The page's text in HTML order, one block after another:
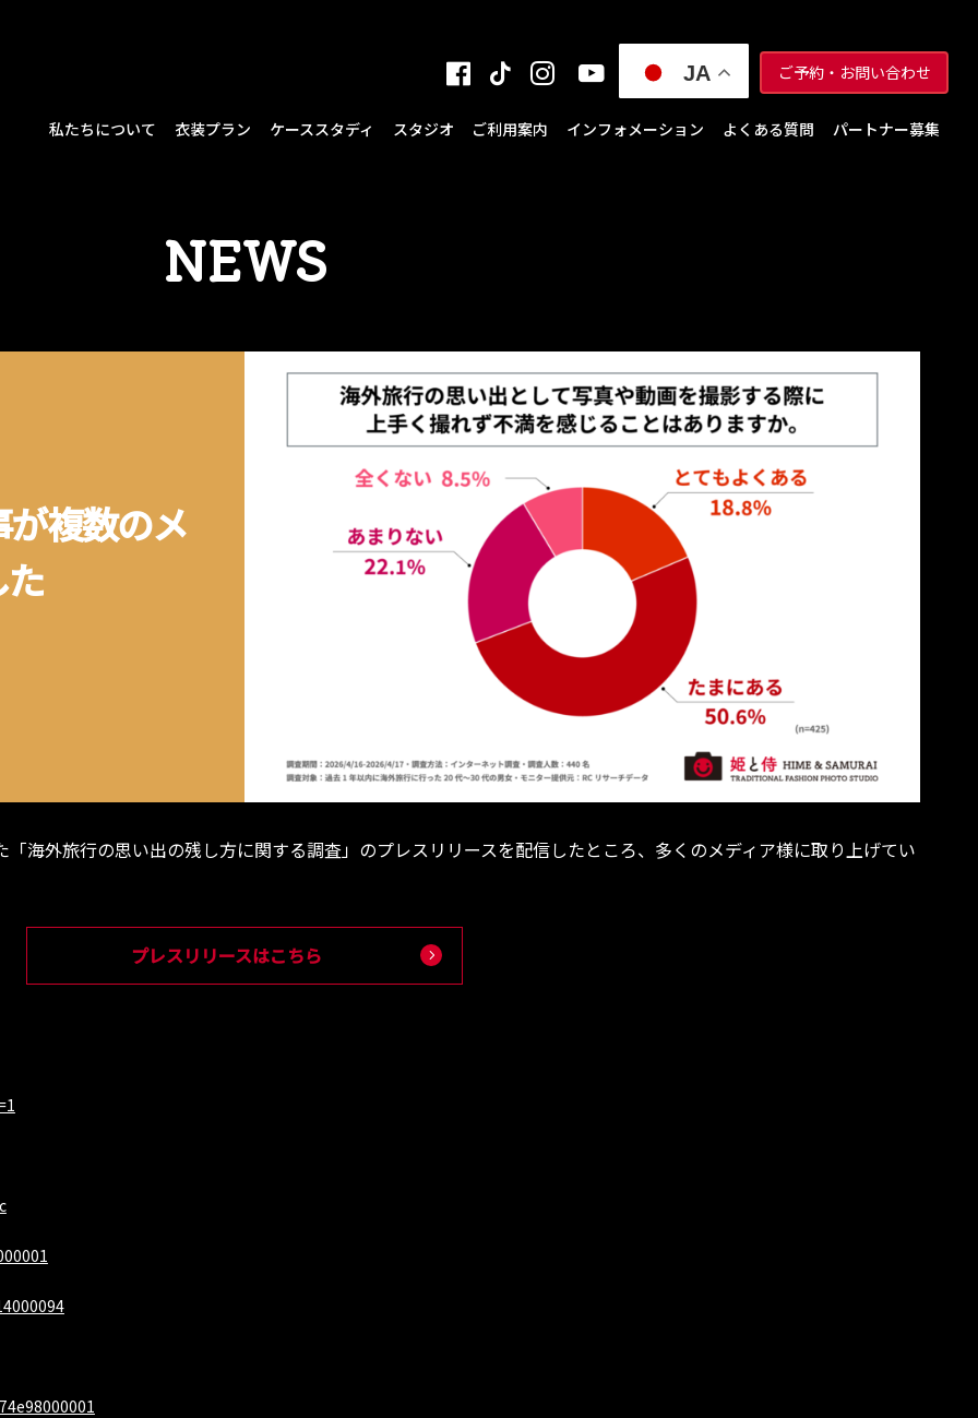
JA ご予約・お問い合わせ
私たちについて 衣装プラン ケーススタディ スタジオ ご利用案内 インフォメーション よくある質問 パートナー募集
NEWS
複数のメ
海外旅行の思い出の残し方に関する調査」のプレスリリースを配信したところ、多くのメディア様に取り上げてい
プレスリリースはこちら